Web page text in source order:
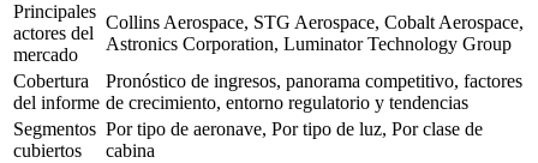
Principales
actores del
mercado
Collins Aerospace, STG Aerospace, Cobalt Aerospace,
Astronics Corporation, Luminator Technology Group
Cobertura
del informe
Pronóstico de ingresos, panorama competitivo, factores
de crecimiento, entorno regulatorio y tendencias
Segmentos
cubiertos
Por tipo de aeronave, Por tipo de luz, Por clase de
cabina